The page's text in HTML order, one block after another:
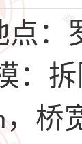
点：
：
，